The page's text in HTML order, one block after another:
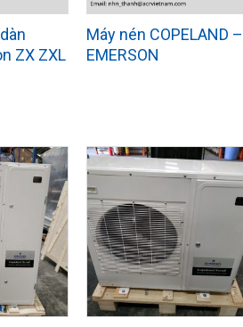
ZX ZXL
Máy nén COPELAND –
EMERSON